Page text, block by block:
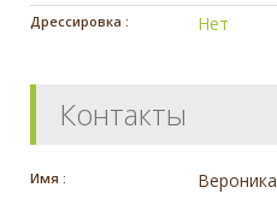
Дрессировка : Нет
Контакты
Имя : Вероника